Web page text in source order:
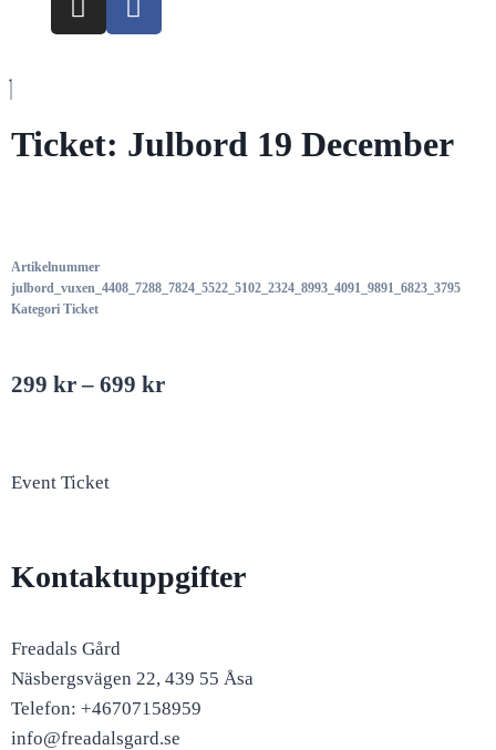
Ticket: Julbord 19 December
Artikelnummer
julbord_vuxen_4408_7288_7824_5522_5102_2324_8993_4091_9891_6823_3795
Kategori Ticket
299 kr – 699 kr
Event Ticket
Kontaktuppgifter
Freadals Gård
Näsbergsvägen 22, 439 55 Åsa
Telefon: +46707158959
info@freadalsgard.se